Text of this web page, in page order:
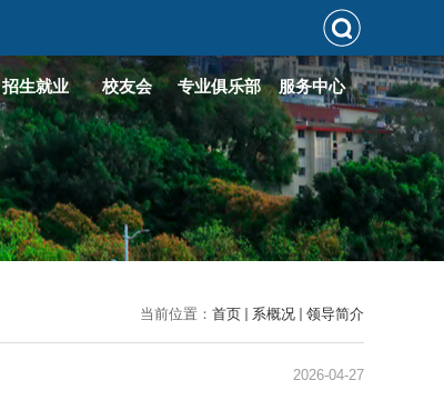
招生就业 校友会 专业俱乐部 服务中心
当前位置： 首页 系概况 领导简介
2026-04-27